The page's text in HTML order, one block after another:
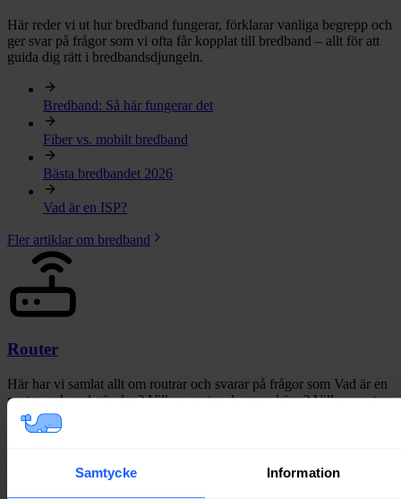
Samtycke Information
Här reder vi ut hur bredband fungerar, förklarar vanliga begrepp och
ger svar på frågor som vi ofta får kopplat till bredband – allt för att
guida dig rätt i bredbandsdjungeln.
Bredband: Så här fungerar det
Fiber vs. mobilt bredband
Bästa bredbandet 2026
Vad är en ISP?
Fler artiklar om bredband
Router
Här har vi samlat allt om routrar och svarar på frågor som Vad är en
router, och vad gör den? Vilken router ska man köpa? Vilken router
erbjuder respektive leverantör? Måste man välja operatörens router,
eller kan man använda den man har?
Router, allt du behöver veta